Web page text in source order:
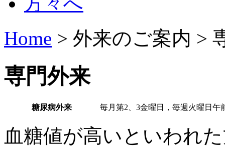
Home > 外来のご案内 >
専門外来
糖尿病外来 毎月第2、3金曜日，毎週火曜日
血糖値が高いといわれ